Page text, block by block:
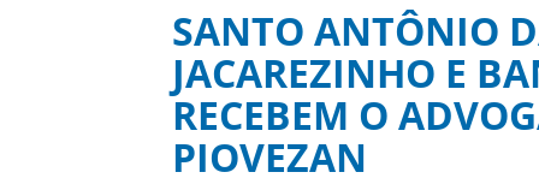
SANTO ANTÔNIO
JACAREZINHO E
RECEBEM O
PIOVEZAN